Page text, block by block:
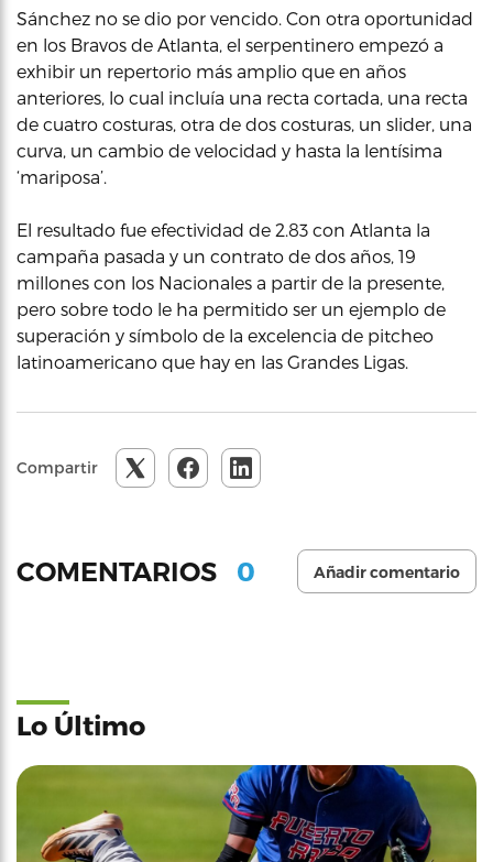
Sánchez no se dio por vencido. Con otra oportunidad
en los Bravos de Atlanta, el serpentinero empezó a
exhibir un repertorio más amplio que en años
anteriores, lo cual incluía una recta cortada, una recta
de cuatro costuras, otra de dos costuras, un slider, una
curva, un cambio de velocidad y hasta la lentísima
‘mariposa’.
El resultado fue efectividad de 2.83 con Atlanta la
campaña pasada y un contrato de dos años, 19
millones con los Nacionales a partir de la presente,
pero sobre todo le ha permitido ser un ejemplo de
superación y símbolo de la excelencia de pitcheo
latinoamericano que hay en las Grandes Ligas.
Compartir
COMENTARIOS 0 Añadir comentario
Lo Último